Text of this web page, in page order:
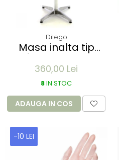
Dilego
Masa inalta tip
60x115cm - aluminiu
optic crom
360,00 Lei
8IN STOC
ADAUGA IN COS
-10 LEI